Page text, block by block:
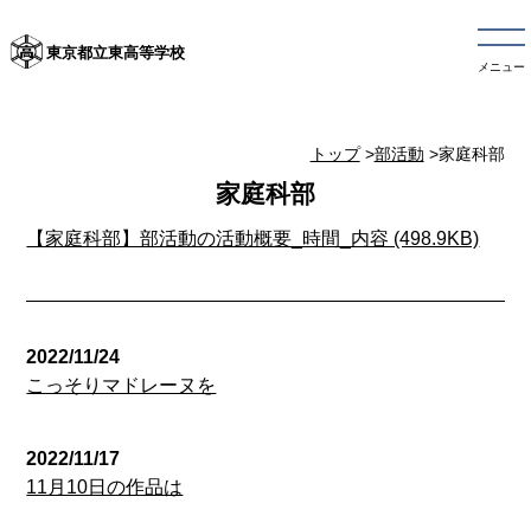
東京都立東高等学校
メニュー
トップ>部活動 >家庭科部
家庭科部
【家庭科部】部活動の活動概要_時間_内容 (498.9KB)
2022/11/24
こっそりマドレーヌを
2022/11/17
11月10日の作品は